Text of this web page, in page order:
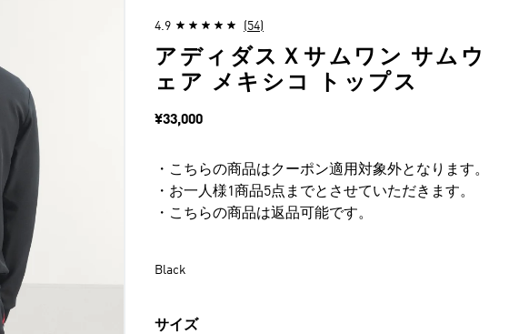
4.9 (54)
アディダスＸサムワン サムウ
ェア メキシコ トップス
価格
¥33,000
・こちらの商品はクーポン適用対象外となります。
・お一人様1商品5点までとさせていただきます。
・こちらの商品は返品可能です。
Black
サイズ